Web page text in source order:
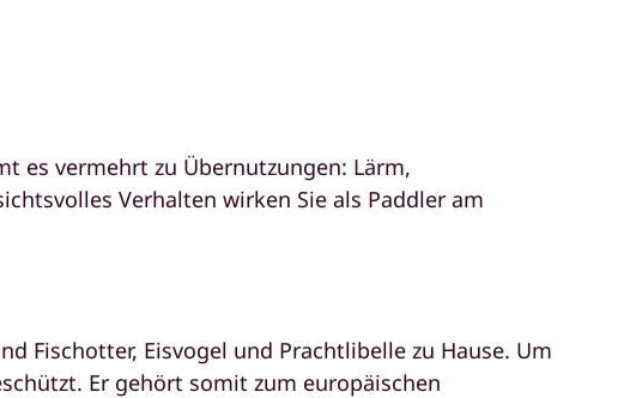
es vermehrt zu Übernutzungen: Lärm,
Verhalten wirken Sie als Paddler am
Fischotter, Eisvogel und Prachtlibelle zu Hause. Um
Er gehört somit zum europäischen